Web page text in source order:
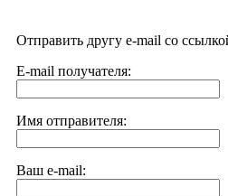
Отправить другу e-mail со
E-mail получателя:
Имя отправителя:
Ваш e-mail: